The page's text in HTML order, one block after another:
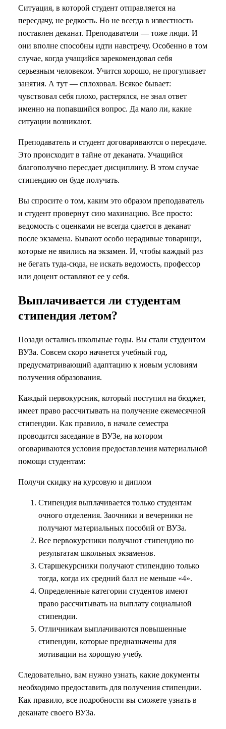
Ситуация, в которой студент отправляется на
пересдачу, не редкость. Но не всегда в известность
поставлен деканат. Преподаватели — тоже люди. И
они вполне способны идти навстречу. Особенно в том
случае, когда учащийся зарекомендовал себя
серьезным человеком. Учится хорошо, не прогуливает
занятия. А тут — сплоховал. Всякое бывает:
чувствовал себя плохо, растерялся, не знал ответ
именно на попавшийся вопрос. Да мало ли, какие
ситуации возникают.
Преподаватель и студент договариваются о пересдаче.
Это происходит в тайне от деканата. Учащийся
благополучно пересдает дисциплину. В этом случае
стипендию он буде получать.
Вы спросите о том, каким это образом преподаватель
и студент провернут сию махинацию. Все просто:
ведомость с оценками не всегда сдается в деканат
после экзамена. Бывают особо нерадивые товарищи,
которые не явились на экзамен. И, чтобы каждый раз
не бегать туда-сюда, не искать ведомость, профессор
или доцент оставляют ее у себя.
Выплачивается ли студентам
стипендия летом?
Позади остались школьные годы. Вы стали студентом
ВУЗа. Совсем скоро начнется учебный год,
предусматривающий адаптацию к новым условиям
получения образования.
Каждый первокурсник, который поступил на бюджет,
имеет право рассчитывать на получение ежемесячной
стипендии. Как правило, в начале семестра
проводится заседание в ВУЗе, на котором
оговариваются условия предоставления материальной
помощи студентам:
Получи скидку на курсовую и диплом
Стипендия выплачивается только студентам
очного отделения. Заочники и вечерники не
получают материальных пособий от ВУЗа.
Все первокурсники получают стипендию по
результатам школьных экзаменов.
Старшекурсники получают стипендию только
тогда, когда их средний балл не меньше «4».
Определенные категории студентов имеют
право рассчитывать на выплату социальной
стипендии.
Отличникам выплачиваются повышенные
стипендии, которые предназначены для
мотивации на хорошую учебу.
Следовательно, вам нужно узнать, какие документы
необходимо предоставить для получения стипендии.
Как правило, все подробности вы сможете узнать в
деканате своего ВУЗа.